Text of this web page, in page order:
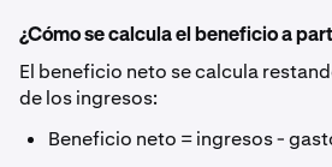
¿Cómo se calcula el beneficio a
El beneficio neto se calcula
de los ingresos:
Beneficio neto = ingresos -